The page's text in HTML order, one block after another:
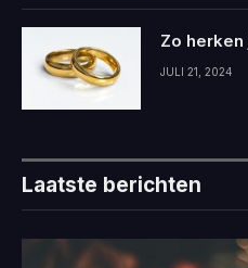
Zo
JULI 21, 2024
Laatste berichten